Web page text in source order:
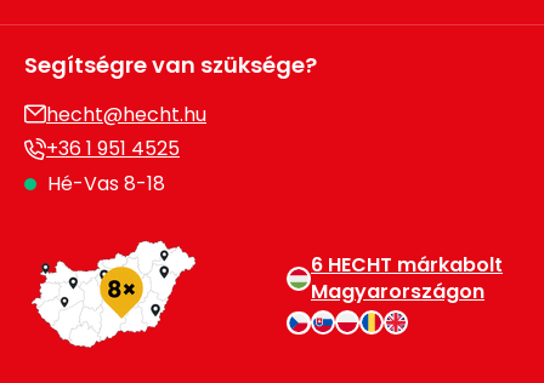
Segítségre van szüksége?
hecht@hecht.hu
+36 1 951 4525
Hé-Vas 8-18
6 HECHT márkabolt
Magyarországon